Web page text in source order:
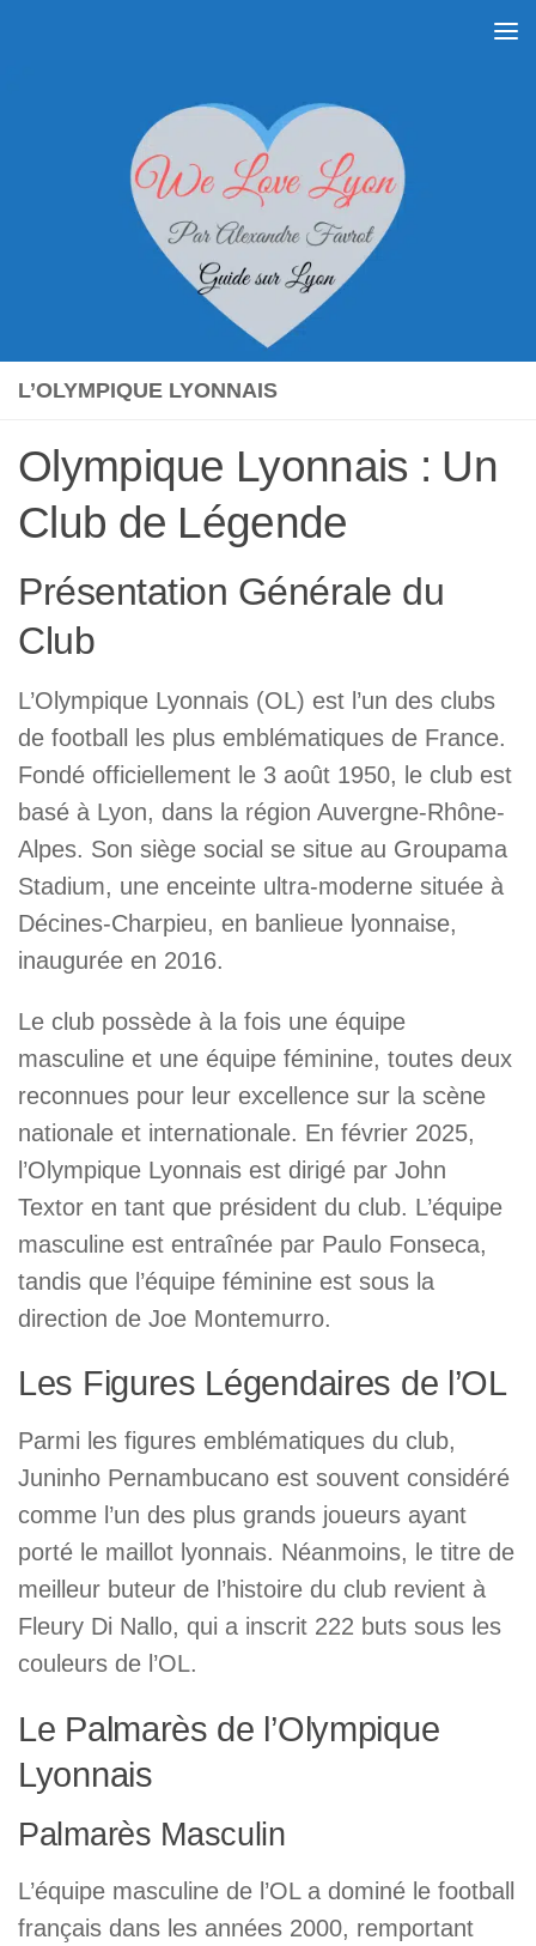
L’OLYMPIQUE LYONNAIS
Olympique Lyonnais : Un
Club de Légende
Présentation Générale du
Club
L’Olympique Lyonnais (OL) est l’un des clubs
de football les plus emblématiques de France.
Fondé officiellement le 3 août 1950, le club est
basé à Lyon, dans la région Auvergne-Rhône-
Alpes. Son siège social se situe au Groupama
Stadium, une enceinte ultra-moderne située à
Décines-Charpieu, en banlieue lyonnaise,
inaugurée en 2016.
Le club possède à la fois une équipe
masculine et une équipe féminine, toutes deux
reconnues pour leur excellence sur la scène
nationale et internationale. En février 2025,
l’Olympique Lyonnais est dirigé par John
Textor en tant que président du club. L’équipe
masculine est entraînée par Paulo Fonseca,
tandis que l’équipe féminine est sous la
direction de Joe Montemurro.
Les Figures Légendaires de l’OL
Parmi les figures emblématiques du club,
Juninho Pernambucano est souvent considéré
comme l’un des plus grands joueurs ayant
porté le maillot lyonnais. Néanmoins, le titre de
meilleur buteur de l’histoire du club revient à
Fleury Di Nallo, qui a inscrit 222 buts sous les
couleurs de l’OL.
Le Palmarès de l’Olympique
Lyonnais
Palmarès Masculin
L’équipe masculine de l’OL a dominé le football
français dans les années 2000, remportant